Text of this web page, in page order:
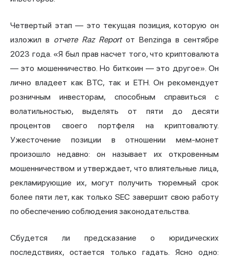
Четвертый этап — это текущая позиция, которую он
изложил в отчете Raz Reportот Benzinga в сентябре
2023 года. «Я был прав насчет того, что криптовалюта
— это мошенничество. Но биткоин — это другое». Он
лично владеет как BTC, так и ETH. Он рекомендует
розничным инвесторам, способным справиться с
волатильностью, выделять от пяти до десяти
процентов своего портфеля на криптовалюту.
Ужесточение позиции в отношении мем-монет
произошло недавно: он называет их откровенным
мошенничеством и утверждает, что влиятельные лица,
рекламирующие их, могут получить тюремный срок
более пяти лет, как только SEC завершит свою работу
по обеспечению соблюдения законодательства.
Сбудется ли предсказание о юридических
последствиях, остается только гадать. Ясно одно: